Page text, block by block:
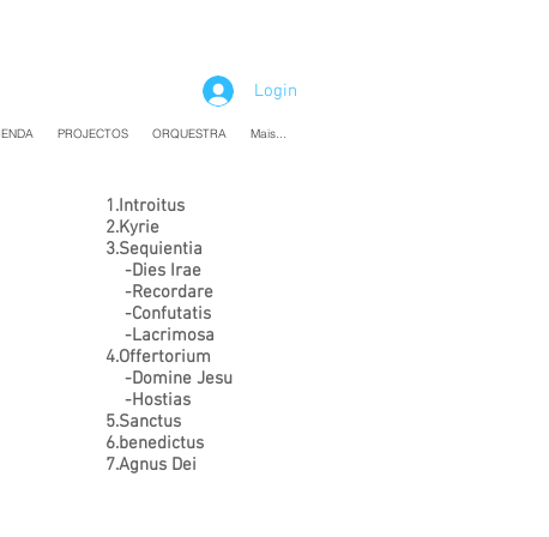
PROJECTOS ORQUESTRA Mais...
Login
1.Introitus
2.Kyrie
3.Sequientia
-Dies Irae
-Recordare
-Confutatis
-Lacrimosa
4.Offertorium
-Domine Jesu
-Hostias
5.Sanctus
6.benedictus
7.Agnus Dei